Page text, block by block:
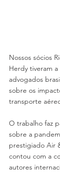
Nossos sócios
Herdy tiveram
advogados
sobre os
transporte
O trabalho faz
sobre a
prestigiado Air
contou com a
autores